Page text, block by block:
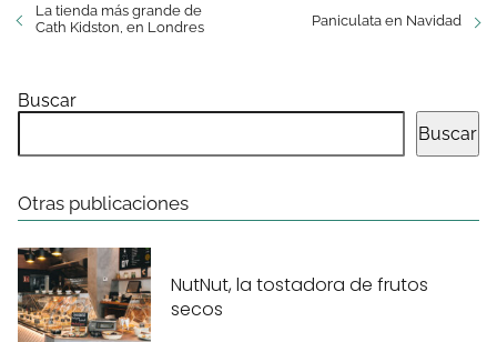
La tienda más grande de
Cath Kidston, en Londres
Paniculata en Navidad
Buscar
Buscar
Otras publicaciones
NutNut, la tostadora de frutos
secos